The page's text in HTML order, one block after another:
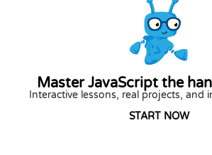
Master JavaScript the
Interactive lessons, real projects, and
START NOW